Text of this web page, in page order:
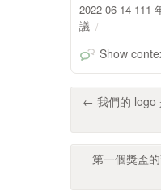
2022-06-14 111
議
Show
← 我們的 logo
第一個獎盃